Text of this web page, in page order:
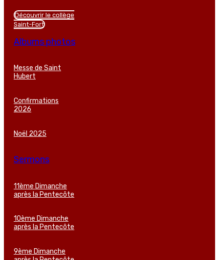
Découvrir le collège
Saint-Fort
Albums photos
Messe de Saint
Hubert
Confirmations
2026
Noël 2025
Sermons
11ème Dimanche
après la Pentecôte
10ème Dimanche
après la Pentecôte
9ème Dimanche